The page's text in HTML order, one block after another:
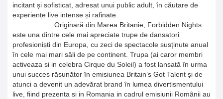
incitant și sofisticat, adresat unui public adult, în căutare de
experiențe live intense și rafinate.
Originară din Marea Britanie, Forbidden Nights
este una dintre cele mai apreciate trupe de dansatori
profesioniști din Europa, cu zeci de spectacole susținute anual
în cele mai mari săli de pe continent. Trupa (ai caror membri
activeaza si in celebra Cirque du Soleil) a fost lansată în urma
unui succes răsunător în emisiunea Britain’s Got Talent și de
atunci a devenit un adevărat brand în lumea divertismentului
live, fiind prezenta si in Romania in cadrul emisiunii Românii au